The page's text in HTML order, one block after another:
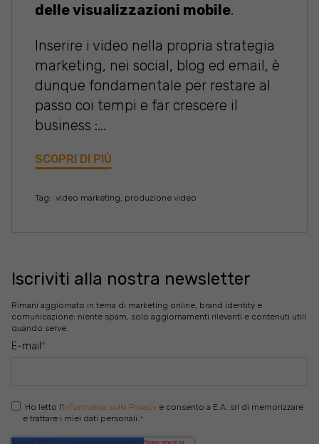
delle visualizzazioni mobile.
Inserire i video nella propria strategia
marketing, nei social, blog ed email, è
dunque fondamentale per restare al
passo coi tempi e far crescere il
business :...
SCOPRI DI PIÙ
Tag: video marketing, produzione video
Iscriviti alla nostra newsletter
Rimani aggiornato in tema di marketing online, brand identity e
comunicazione: niente spam, solo aggiornamenti rilevanti e contenuti utili
quando serve.
E-mail *
Ho letto l'Informativa sulla Privacye consento a E.A. srl di memorizzare
e trattare i miei dati personali.*